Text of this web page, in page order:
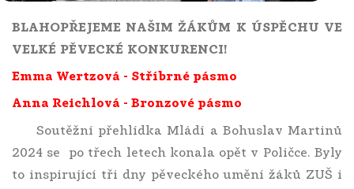
BLAHOPŘEJEME NAŠIM ŽÁKŮM K ÚSPĚCHU VE
VELKÉ PĚVECKÉ KONKURENCI!
Emma Wertzová - Stříbrné pásmo
Anna Reichlová - Bronzové pásmo
Soutěžní přehlídka Mládí a Bohuslav Martinů
2024 se
po třech letech konala opět v Poličce. Byly
to inspirující tři dny pěveckého umění žáků ZUŠ i